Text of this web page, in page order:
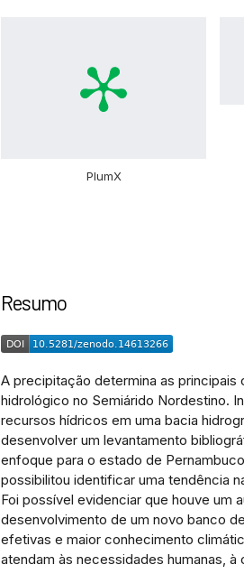
PlumX
Resumo
A precipitação determina as
hidrológico no Semiárido Nordestino.
recursos hídricos em uma bacia
desenvolver um levantamento
enfoque para o estado de
possibilitou identificar uma tendência
Foi possível evidenciar que houve um
desenvolvimento de um novo banco
efetivas e maior conhecimento
atendam às necessidades humanas,